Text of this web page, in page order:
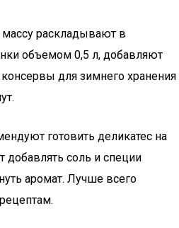
раскладывают в
объемом 0,5 л, добавляют
консервы для зимнего хранения
готовить деликатес на
добавлять соль и специи
аромат. Лучше всего